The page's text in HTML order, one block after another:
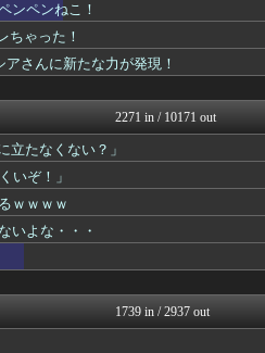
GUNDAM.LOG｜ガン...
ろぼ速VIP
ヒーローNEWS
あぁ^～こころがぴょんぴょ
ああ言えばForYou
漫画まとめ速報
プリキュアのまとめ
ぴこ速(〃'∇'〃)？
ンペンねこ！
ちゃった！
さんに新たな力が発現！
2271 in / 10171 out
立たなくない？」
いぞ！」
ｗｗｗｗ
いよな・・・
1739 in / 2937 out